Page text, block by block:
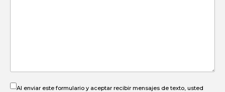
Al enviar este formulario y aceptar recibir mensajes de texto, usted